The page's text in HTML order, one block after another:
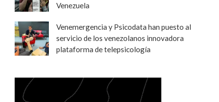
Venezuela
Venemergencia y Psicodata han puesto al
servicio de los venezolanos innovadora
plataforma de telepsicología